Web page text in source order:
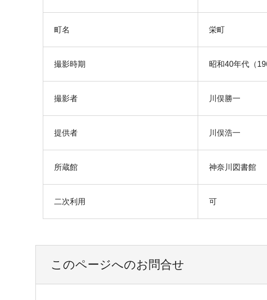
町名 栄町
撮影時期 昭和40年代（
撮影者 川俣勝一
提供者 川俣浩一
所蔵館 神奈川図書館
二次利用 可
このページへのお問合せ